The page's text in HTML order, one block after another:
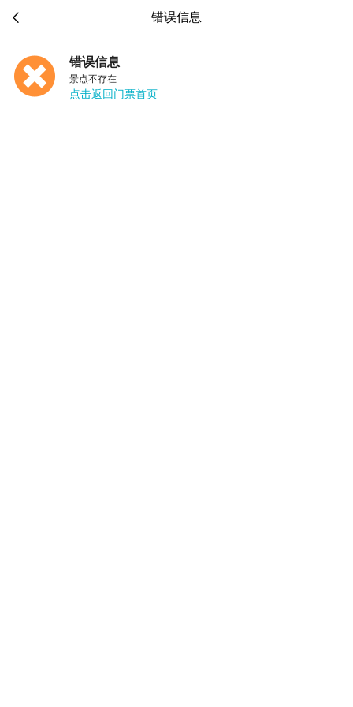
 错误信息
错误信息
景点不存在
点击返回门票首页